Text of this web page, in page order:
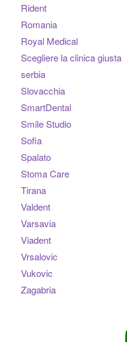
Rident
Romania
Royal Medical
Scegliere la clinica giusta
serbia
Slovacchia
SmartDental
Smile Studio
Sofia
Spalato
Stoma Care
Tirana
Valdent
Varsavia
Viadent
Vrsalovic
Vukovic
Zagabria